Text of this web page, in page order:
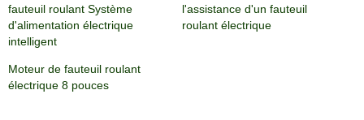
fauteuil roulant Système
d'alimentation électrique
intelligent
l'assistance d'un fauteuil
roulant électrique
Moteur de fauteuil roulant
électrique 8 pouces